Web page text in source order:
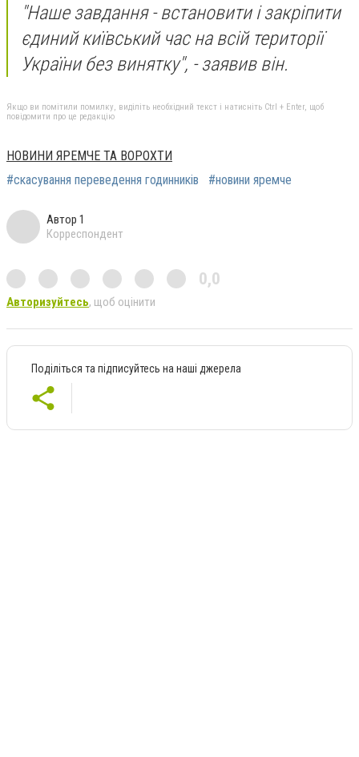
"Наше завдання - встановити і закріпити
єдиний київський час на всій території
України без винятку", - заявив він.
Якщо ви помітили помилку, виділіть необхідний текст і натисніть Ctrl + Enter, щоб
повідомити про це редакцію
НОВИНИ ЯРЕМЧЕ ТА ВОРОХТИ
#скасування переведення годинників
#новини яремче
Автор 1
Корреспондент
0,0
Авторизуйтесь, щоб оцінити
Поділіться та підписуйтесь на наші джерела